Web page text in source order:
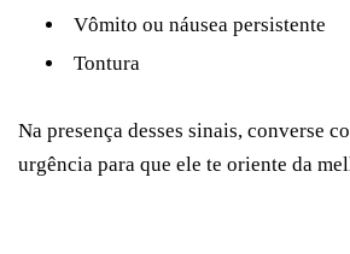
Vômito ou náusea persistente
Tontura
Na presença desses sinais, converse
urgência para que ele te oriente da